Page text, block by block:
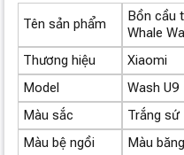
Tên sản phẩm
Bồn cầu
Whale
Thương hiệu
Xiaomi
Model
Wash U9
Màu sắc
Trắng sứ
Màu bệ ngồi
Màu